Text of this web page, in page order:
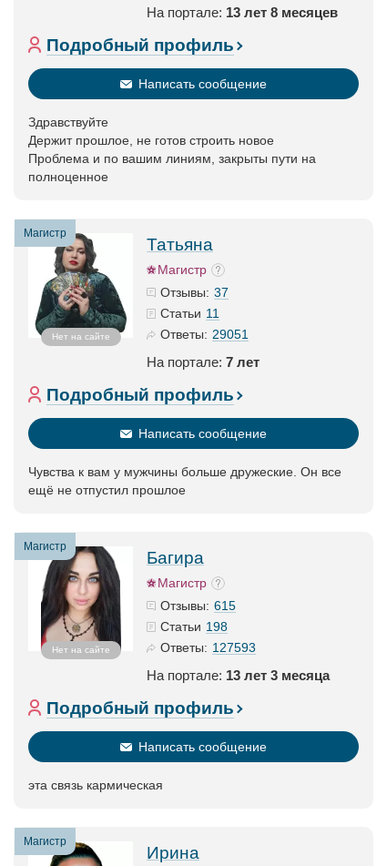
На портале: 13 лет 8 месяцев
Подробный профиль
Написать сообщение
Здравствуйте
Держит прошлое, не готов строить новое
Проблема и по вашим линиям, закрыты пути на
полноценное
Магистр
Нет на сайте
Татьяна
Магистр
Отзывы: 37
Статьи 11
Ответы: 29051
На портале: 7 лет
Подробный профиль
Написать сообщение
Чувства к вам у мужчины больше дружеские. Он все
ещё не отпустил прошлое
Магистр
Нет на сайте
Багира
Магистр
Отзывы: 615
Статьи 198
Ответы: 127593
На портале: 13 лет 3 месяца
Подробный профиль
Написать сообщение
эта связь кармическая
Магистр
Ирина